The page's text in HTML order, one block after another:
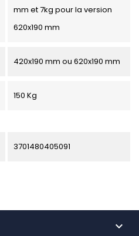
mm et 7kg pour la version
620x190 mm
420x190 mm ou 620x190 mm
150 Kg
3701480405091
